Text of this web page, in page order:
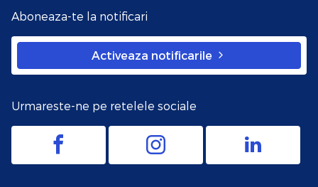
Aboneaza-te la notificari
Activeaza notificarile
Urmareste-ne pe retelele sociale